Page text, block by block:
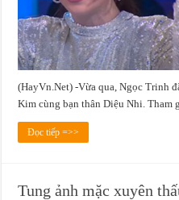
(HayVn.Net) -Vừa qua, Ngọc Trinh
Kim cùng bạn thân Diệu Nhi. Tham
Đọc tiếp =>>
Tung ảnh mặc xuyên